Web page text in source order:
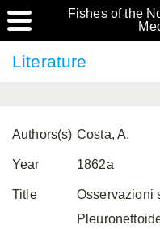
Fishes of the
Literature
Authors(s) Costa, A.
Year 1862a
Title
Osservazioni